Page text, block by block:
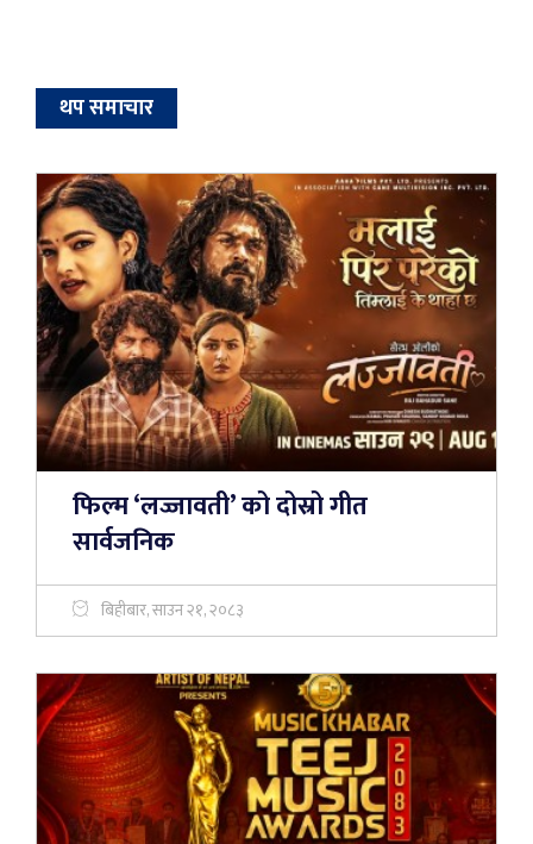
थप समाचार
फिल्म ‘लज्जावती’ को दोस्रो गीत
सार्वजनिक
बिहीबार, साउन २१, २०८३